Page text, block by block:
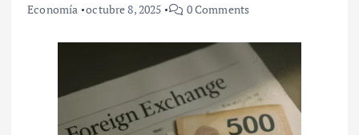
Economía octubre 8, 2025 0 Comments